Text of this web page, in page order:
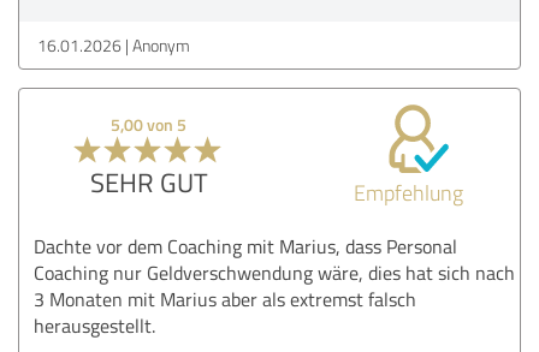
16.01.2026 Anonym
5,00 von 5
SEHR GUT Empfehlung
Dachte vor dem Coaching mit Marius, dass Personal
Coaching nur Geldverschwendung wäre, dies hat sich nach
3 Monaten mit Marius aber als extremst falsch
herausgestellt.